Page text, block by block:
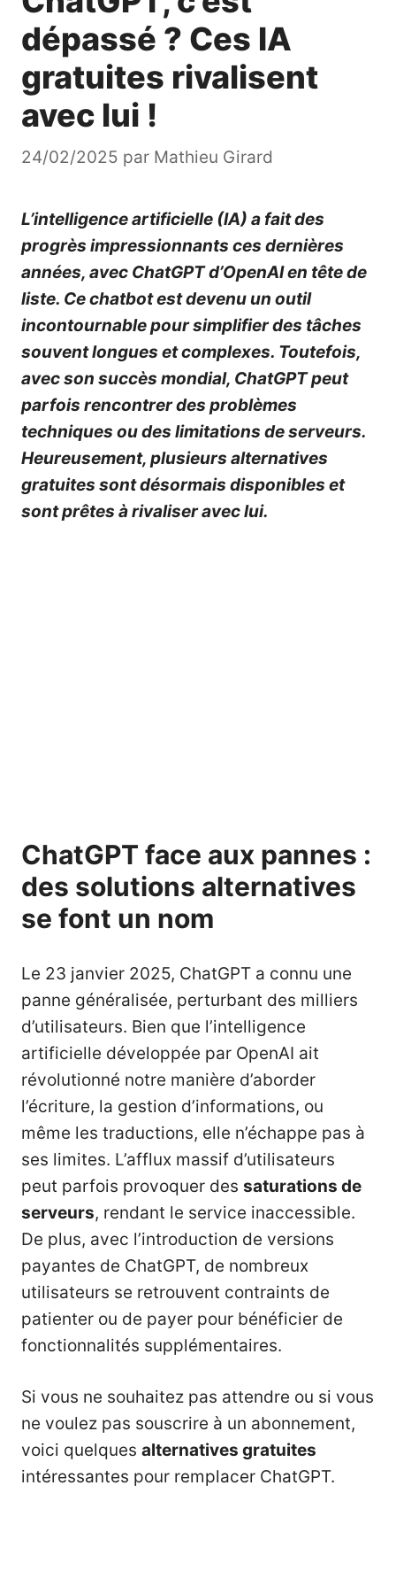
dépassé ? Ces IA
gratuites rivalisent
avec lui !
24/02/2025 par Mathieu Girard
L’intelligence artificielle (IA) a fait des
progrès impressionnants ces dernières
années, avec ChatGPT d’OpenAI en tête de
liste. Ce chatbot est devenu un outil
incontournable pour simplifier des tâches
souvent longues et complexes. Toutefois,
avec son succès mondial, ChatGPT peut
parfois rencontrer des problèmes
techniques ou des limitations de serveurs.
Heureusement, plusieurs alternatives
gratuites sont désormais disponibles et
sont prêtes à rivaliser avec lui.
ChatGPT face aux pannes :
des solutions alternatives
se font un nom
Le 23 janvier 2025, ChatGPT a connu une
panne généralisée, perturbant des milliers
d’utilisateurs. Bien que l’intelligence
artificielle développée par OpenAI ait
révolutionné notre manière d’aborder
l’écriture, la gestion d’informations, ou
même les traductions, elle n’échappe pas à
ses limites. L’afflux massif d’utilisateurs
peut parfois provoquer des saturations de
serveurs, rendant le service inaccessible.
De plus, avec l’introduction de versions
payantes de ChatGPT, de nombreux
utilisateurs se retrouvent contraints de
patienter ou de payer pour bénéficier de
fonctionnalités supplémentaires.
Si vous ne souhaitez pas attendre ou si vous
ne voulez pas souscrire à un abonnement,
voici quelques alternatives gratuites
intéressantes pour remplacer ChatGPT.